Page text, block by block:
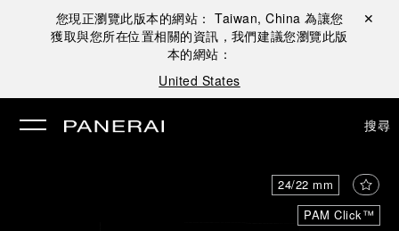
您現正瀏覽此版本的網站： Taiwan, China 為讓您
獲取與您所在位置相關的資訊，我們建議您瀏覽此版
本的網站：
United States
關閉 ✕
搜尋
PAM Click™
24/22 mm